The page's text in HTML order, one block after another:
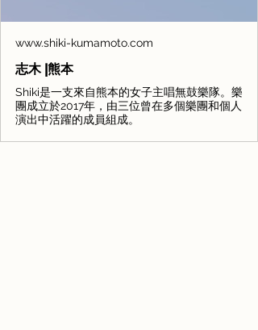
www.shiki-kumamoto.com
志木 |熊本
Shiki是一支來自熊本的女子主唱無鼓樂隊。樂
團成立於2017年，由三位曾在多個樂團和個人
演出中活躍的成員組成。